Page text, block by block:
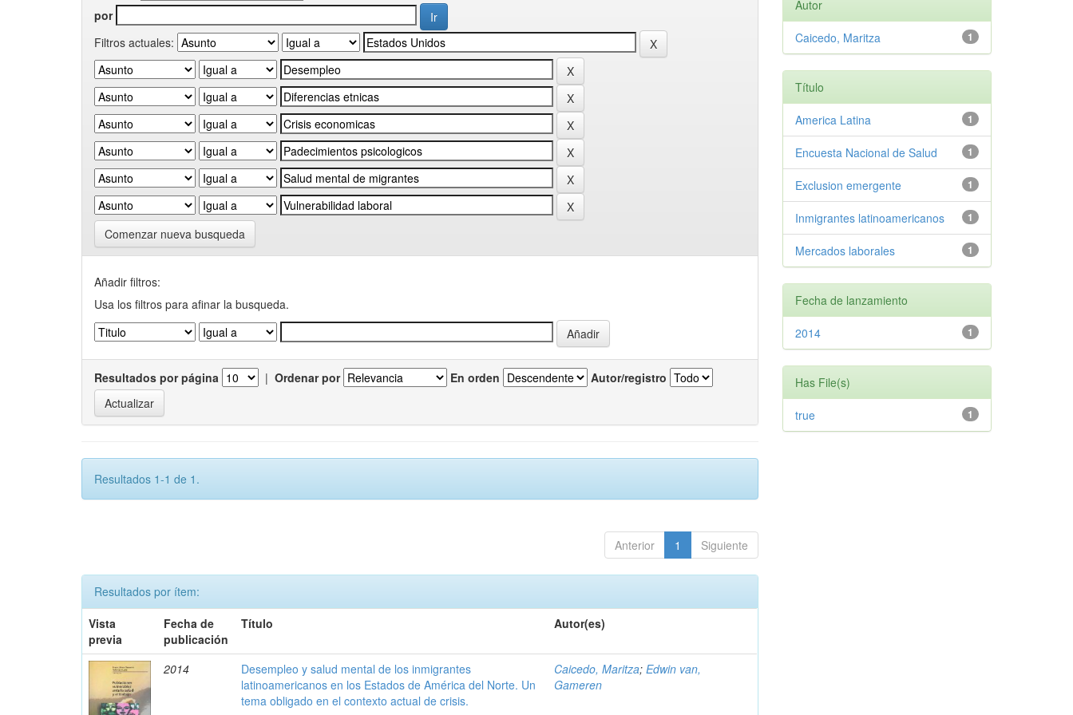
por
Filtros actuales:
Comenzar nueva busqueda
Añadir filtros:
Usa los filtros para afinar la busqueda.
Resultados por página | Ordenar por En orden Autor/registro
Resultados 1-1 de 1.
Anterior 1 Siguiente
Resultados por ítem:
Vista
previa
Fecha de
publicación
Título Autor(es)
2014
Desempleo y salud mental de los inmigrantes
latinoamericanos en los Estados de América del Norte. Un
tema obligado en el contexto actual de crisis.
Caicedo, Maritza;Edwin van,
Gameren
Autor
1
Caicedo, Maritza
Título
1
America Latina
1
Encuesta Nacional de Salud
1
Exclusion emergente
1
Inmigrantes latinoamericanos
1
Mercados laborales
Fecha de lanzamiento
1
2014
Has File(s)
1
true